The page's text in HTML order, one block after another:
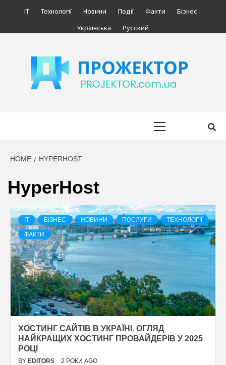
IT Технології Новини Події Факти
Бізнес
Українська
Русский
HOME HYPERHOST
HyperHost
IT БІЗНЕС НОВИНИ ПОСЛУГИ ТЕХНОЛОГІЇ
ФАКТИ
ХОСТИНГ САЙТІВ В УКРАЇНІ. ОГЛЯД
НАЙКРАЩИХ ХОСТИНГ ПРОВАЙДЕРІВ У 2025
РОЦІ
BY EDITORS 2 РОКИ AGO